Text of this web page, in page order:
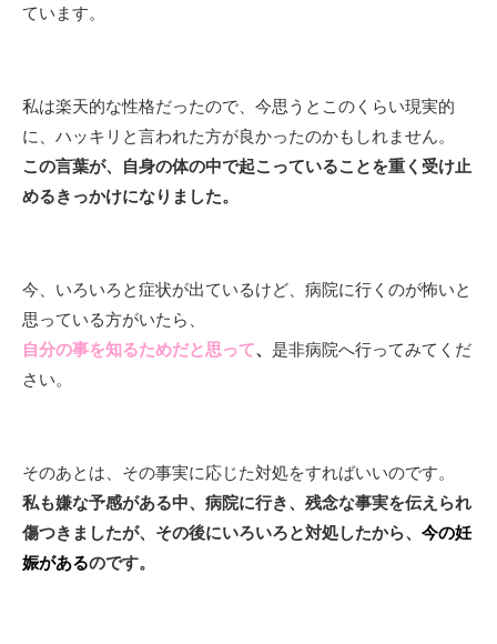
ています。
私は楽天的な性格だったので、今思うとこのくらい現実的
に、ハッキリと言われた方が良かったのかもしれません。
この言葉が、自身の体の中で起こっていることを重く受け止
めるきっかけになりました。
今、いろいろと症状が出ているけど、病院に行くのが怖いと
思っている方がいたら、
自分の事を知るためだと思って、 是非病院へ行ってみてくだ
さい。
そのあとは、その事実に応じた対処をすればいいのです。
私も嫌な予感がある中、病院に行き、残念な事実を伝えられ
傷つきましたが、その後にいろいろと対処したから、 今の妊
娠があるのです。